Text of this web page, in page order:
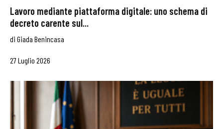
Lavoro mediante piattaforma digitale: uno schema di
decreto carente sul...
di Giada Benincasa
27 Luglio 2026